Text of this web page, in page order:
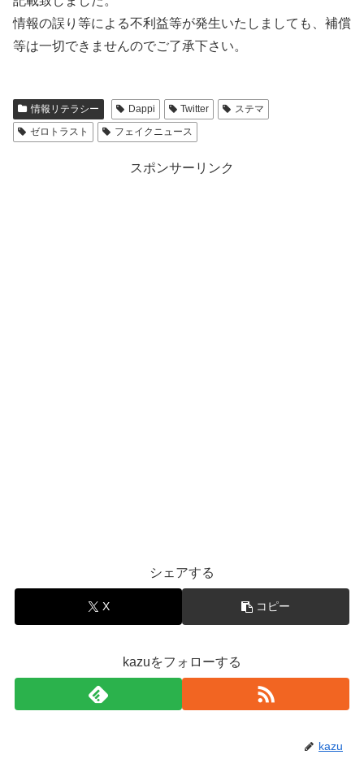
情報の誤り等による不利益等が発生いたしましても、補償
等は一切できませんのでご了承下さい。
情報リテラシー Dappi Twitter
ステマ
ゼロトラスト
フェイクニュース
スポンサーリンク
シェアする
X コピー
kazuをフォローする
kazu